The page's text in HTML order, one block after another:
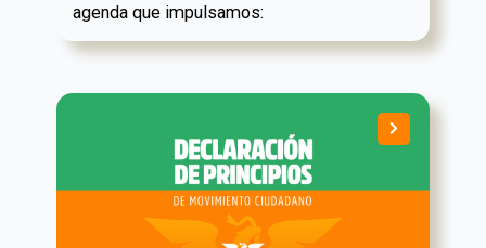
agenda que impulsamos: